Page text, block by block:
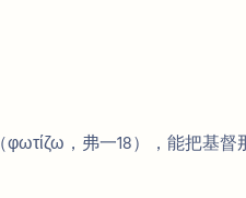
，弗一18），能把基